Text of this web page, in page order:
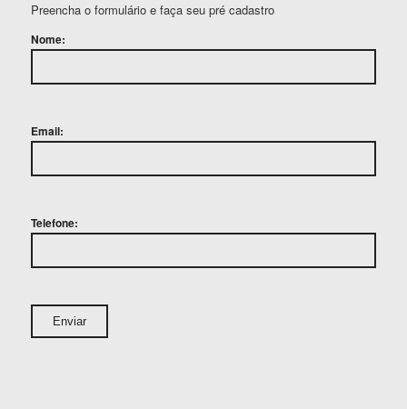
Preencha o formulário e faça seu pré cadastro
Nome:
Email:
Telefone: